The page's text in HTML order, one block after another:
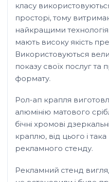
класу
просторі, тому
найкращими
мають високу якість
Використовуються
показу своїх послуг та
формату.
Рол-ап крапля
алюмінію матового
бічні хромові
краплю, від цього і
рекламного стенду.
Рекламний стенд